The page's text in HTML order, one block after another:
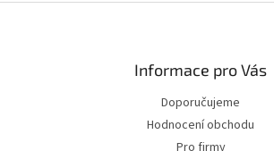
Informace pro Vás
Doporučujeme
Hodnocení obchodu
Pro firmy